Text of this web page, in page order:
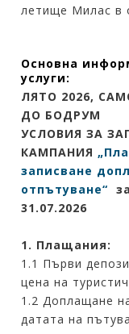
летище Милас в
Основна
услуги:
ЛЯТО 2026,
ДО БОДРУМ
УСЛОВИЯ ЗА
КАМПАНИЯ„
записване
отпътуване“
31.07.2026
1. Плащания:
1.1 Първи
цена на
1.2 Доплащане
датата на